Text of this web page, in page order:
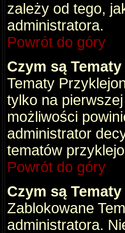
zależy od tego,
administratora.
Powrót do góry
Czym są
Tematy
tylko na
możliwości
administrator
tematów
Powrót do góry
Czym są
Zablokowane
administratora.